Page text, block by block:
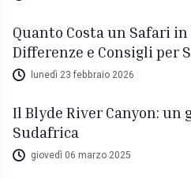
Quanto Costa un Safari in
Differenze e Consigli per
lunedì 23 febbraio 2026
Il Blyde River Canyon:
Sudafrica
giovedì 06 marzo 2025